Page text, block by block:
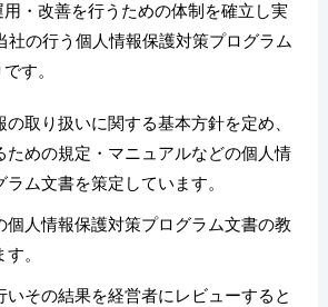
・改善を行うための体制を確立し実
社の行う個人情報保護対策プログラム
す。
取り扱いに関する基本方針を定め、
ための規定・マニュアルなどの個人情
ム文書を策定しています。
個人情報保護対策プログラム文書の教
。
いその結果を経営者にレビューすると